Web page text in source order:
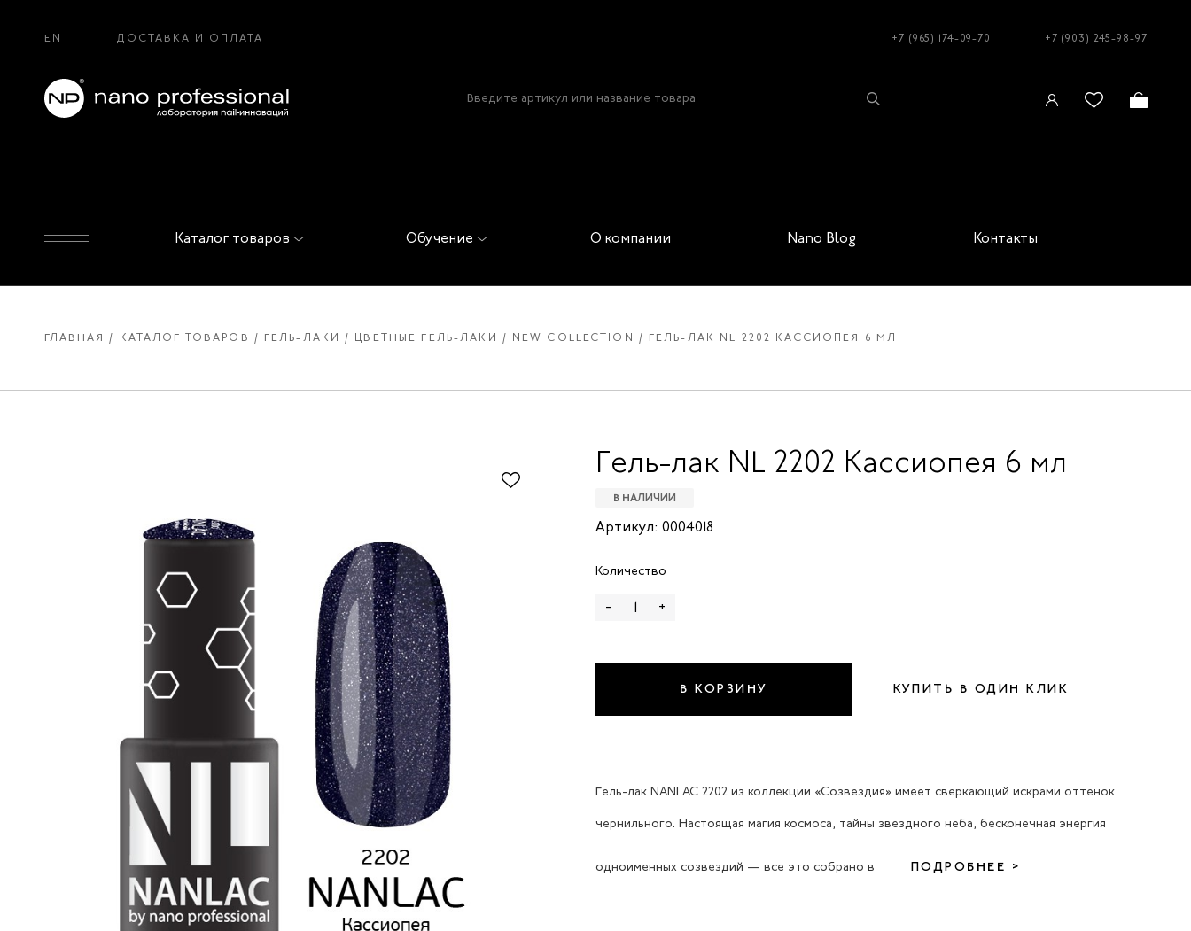
EN ДОСТАВКА И ОПЛАТА +7 (965) 174-09-70 +7 (903) 245-98-97
Каталог товаров Обучение О компании Nano Blog Контакты
ГЛАВНАЯ КАТАЛОГ ТОВАРОВ ГЕЛЬ-ЛАКИ ЦВЕТНЫЕ ГЕЛЬ-ЛАКИ NEW COLLECTION ГЕЛЬ-ЛАК NL 2202 КАССИОПЕЯ 6 МЛ
Гель-лак NL 2202 Кассиопея 6 мл
В НАЛИЧИИ
Артикул: 0004018
Количество
- +
В КОРЗИНУ КУПИТЬ В ОДИН КЛИК
Гель-лак NANLAC 2202 из коллекции «Созвездия» имеет сверкающий искрами оттенок
чернильного. Настоящая магия космоса, тайны звездного неба, бесконечная энергия
одноименных созвездий — все это собрано в ПОДРОБНЕЕ >